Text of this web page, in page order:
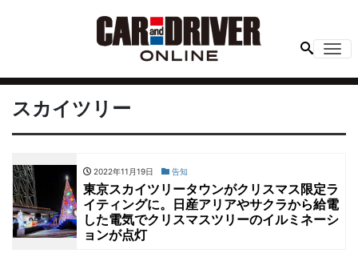
スカイツリー
2022年11月19日 告知
東京スカイツリータウンがクリスマス限定ラ
イティングに。日産アリアやサクラから給電
した電気でクリスマスツリーのイルミネーシ
ョンが点灯